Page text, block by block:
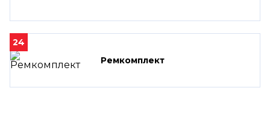
24
Ремкомплект